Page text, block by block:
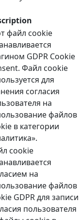
файл cookie
GDPR Cookie
Файл cookie
для
согласия
на
файлов
в категории
cookie
на
файлов
GDPR для записи
пользователя